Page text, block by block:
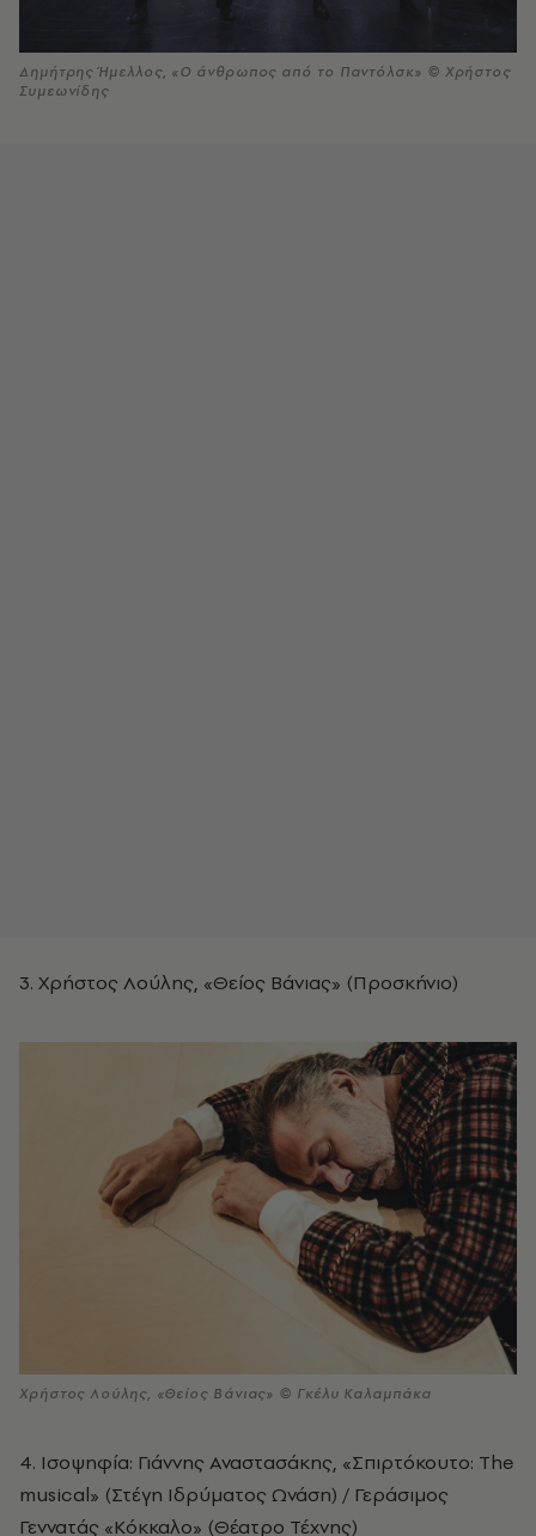
Δημήτρης Ήμελλος, «Ο άνθρωπος από το Παντόλσκ» © Xρήστος
Συμεωνίδης
3. Χρήστος Λούλης, «Θείος Βάνιας» (Προσκήνιο)
Χρήστος Λούλης, «Θείος Βάνιας» © Γκέλυ Καλαμπάκα
4. Ισοψηφία: Γιάννης Αναστασάκης, «Σπιρτόκουτο: The
musical» (Στέγη Ιδρύματος Ωνάση) / Γεράσιμος
Γεννατάς «Κόκκαλο» (Θέατρο Τέχνης)